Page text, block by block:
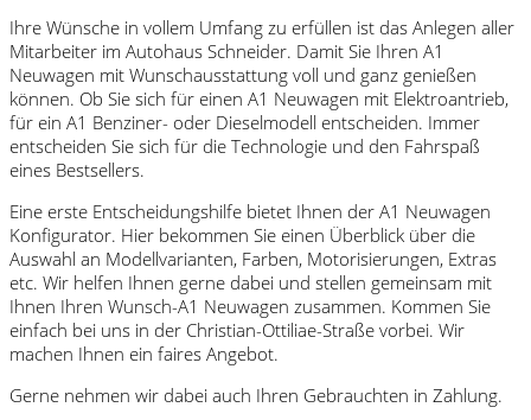
Ihre Wünsche in vollem Umfang zu erfüllen ist das Anlegen aller
Mitarbeiter im Autohaus Schneider. Damit Sie Ihren A1
Neuwagen mit Wunschausstattung voll und ganz genießen
können. Ob Sie sich für einen A1 Neuwagen mit Elektroantrieb,
für ein A1 Benziner- oder Dieselmodell entscheiden. Immer
entscheiden Sie sich für die Technologie und den Fahrspaß
eines Bestsellers.
Eine erste Entscheidungshilfe bietet Ihnen der A1 Neuwagen
Konfigurator. Hier bekommen Sie einen Überblick über die
Auswahl an Modellvarianten, Farben, Motorisierungen, Extras
etc. Wir helfen Ihnen gerne dabei und stellen gemeinsam mit
Ihnen Ihren Wunsch-A1 Neuwagen zusammen. Kommen Sie
einfach bei uns in der Christian-Ottiliae-Straße vorbei. Wir
machen Ihnen ein faires Angebot.
Gerne nehmen wir dabei auch Ihren Gebrauchten in Zahlung.